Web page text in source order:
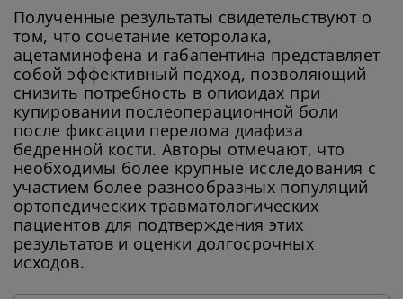
Полученные результаты свидетельствуют о
том, что сочетание кеторолака,
ацетаминофена и габапентина представляет
собой эффективный подход, позволяющий
снизить потребность в опиоидах при
купировании послеоперационной боли
после фиксации перелома диафиза
бедренной кости. Авторы отмечают, что
необходимы более крупные исследования с
участием более разнообразных популяций
ортопедических травматологических
пациентов для подтверждения этих
результатов и оценки долгосрочных
исходов.